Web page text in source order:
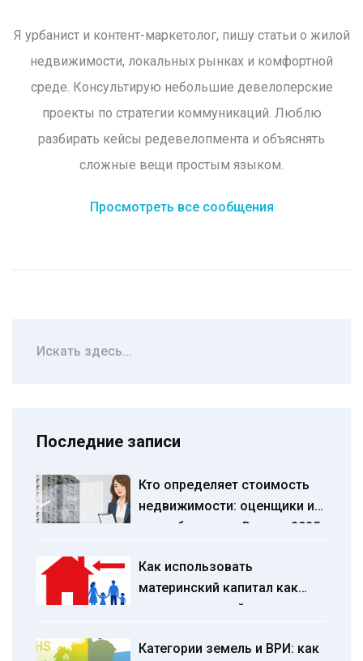
Я урбанист и контент-маркетолог, пишу статьи о жилой
недвижимости, локальных рынках и комфортной
среде. Консультирую небольшие девелоперские
проекты по стратегии коммуникаций. Люблю
разбирать кейсы редевелопмента и объяснять
сложные вещи простым языком.
Просмотреть все сообщения
Последние записи
Кто определяет стоимость
недвижимости: оценщики и
их требования в России 2025
Как использовать
материнский капитал как
первоначальный взнос по
инструкция и изменения
Категории земель и ВРИ: как